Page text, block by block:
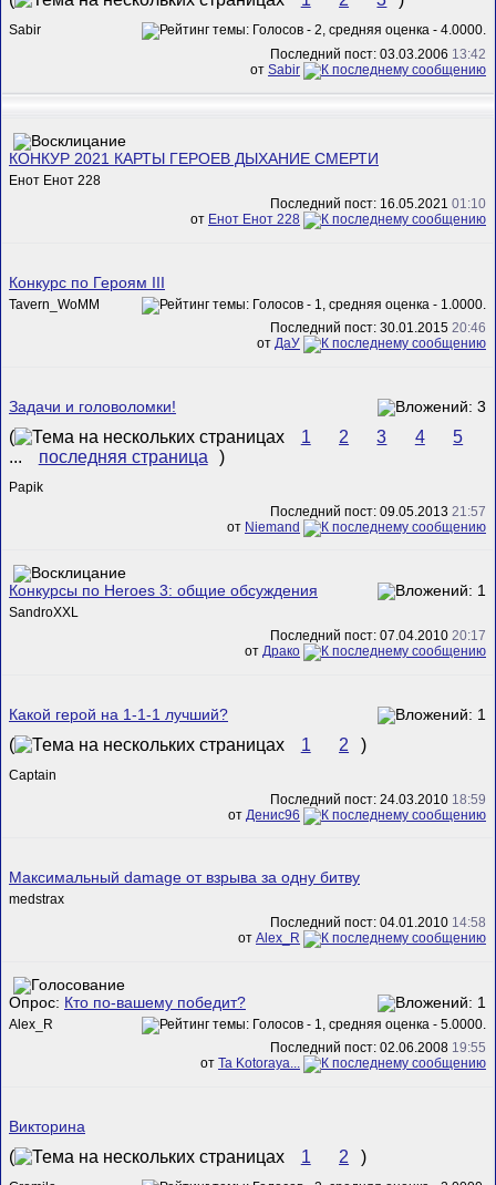
Sabir
Последний пост: 03.03.2006 13:42
от Sabir
КОНКУР 2021 КАРТЫ ГЕРОЕВ ДЫХАНИЕ СМЕРТИ
Енот Енот 228
Последний пост: 16.05.2021 01:10
от Енот Енот 228
Конкурс по Героям III
Tavern_WoMM
Последний пост: 30.01.2015 20:46
от ДаУ
Задачи и головоломки!
( 1 2 3 4
5
...
последняя страница )
Papik
Последний пост: 09.05.2013 21:57
от Niemand
Конкурсы по Heroes 3: общие обсуждения
SandroXXL
Последний пост: 07.04.2010 20:17
от Драко
Какой герой на 1-1-1 лучший?
( 1 2 )
Captain
Последний пост: 24.03.2010 18:59
от Денис96
Максимальный damage от взрыва за одну битву
medstrax
Последний пост: 04.01.2010 14:58
от Alex_R
Опрос: Кто по-вашему победит?
Alex_R
Последний пост: 02.06.2008 19:55
от Ta Kotoraya...
Викторина
( 1 2 )